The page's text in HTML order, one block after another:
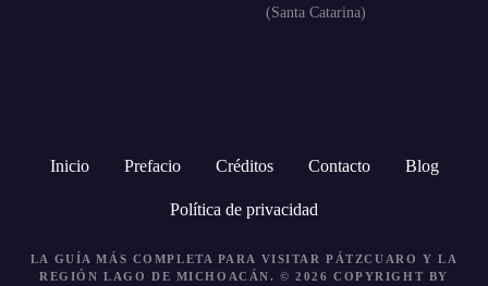
(Santa Catarina)
Inicio Prefacio Créditos Contacto Blog
Política de privacidad
LA GUÍA MÁS COMPLETA PARA VISITAR PÁTZCUARO Y LA
REGIÓN LAGO DE MICHOACÁN. © 2026 COPYRIGHT BY